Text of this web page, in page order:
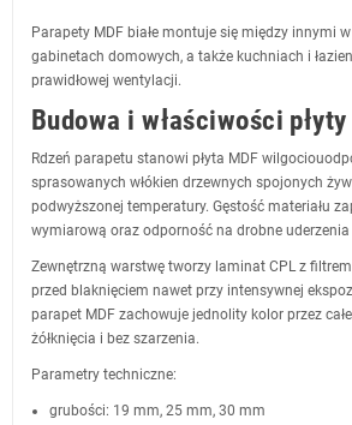
Parapety MDF białe montuje się między innymi
gabinetach domowych, a także kuchniach i
prawidłowej wentylacji.
Budowa i właściwości płyty
Rdzeń parapetu stanowi płyta MDF
sprasowanych włókien drzewnych spojonych
podwyższonej temperatury. Gęstość materiału
wymiarową oraz odporność na drobne
Zewnętrzną warstwę tworzy laminat CPL z filtrem
przed blaknięciem nawet przy intensywnej
parapet MDF zachowuje jednolity kolor przez
żółknięcia i bez szarzenia.
Parametry techniczne:
grubości: 19 mm, 25 mm, 30 mm